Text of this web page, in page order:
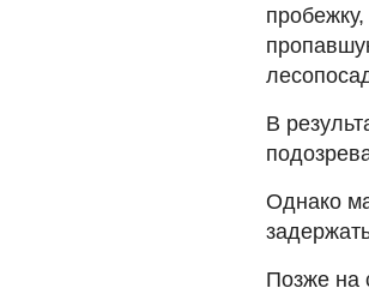
В
Однако
Позже на